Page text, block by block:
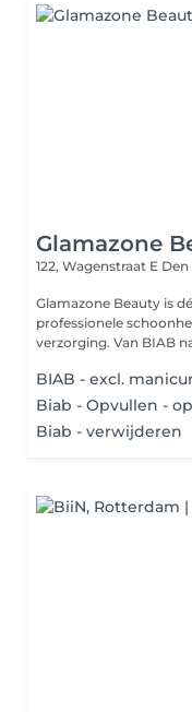
Glamazone
122, Wagenstraat E Den
Glamazone Beauty is
professionele
verzorging. Van BIAB
BIAB - excl.
Biab - Opvullen -
Biab - verwijderen